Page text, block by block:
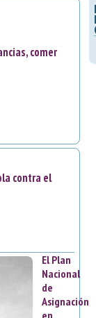
comer
contra el
El Plan
Nacional
de
Asignación
en